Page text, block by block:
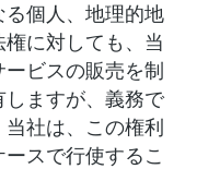
個人、地理的地
に対しても、当
ビスの販売を制
ますが、義務で
社は、この権利
スで行使するこ